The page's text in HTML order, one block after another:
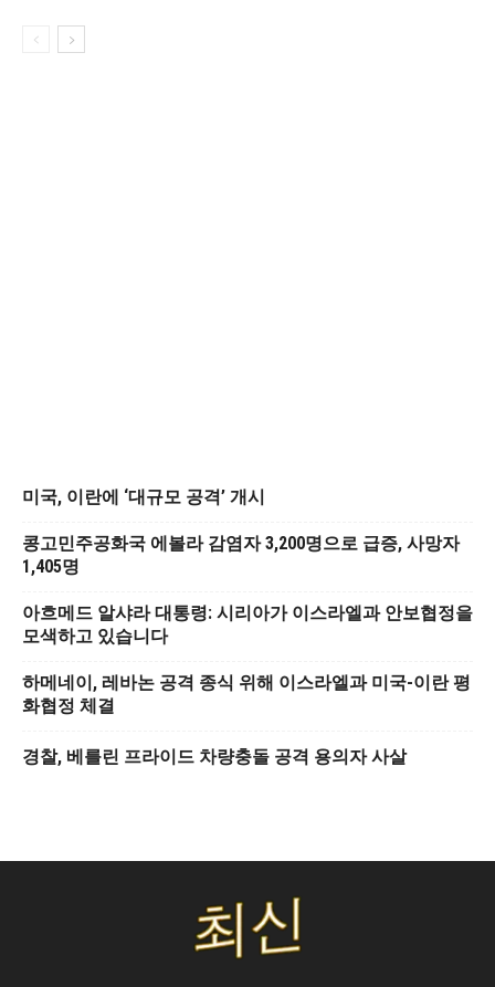
미국, 이란에 ‘대규모 공격’ 개시
콩고민주공화국 에볼라 감염자 3,200명으로 급증, 사망자
1,405명
아흐메드 알샤라 대통령: 시리아가 이스라엘과 안보협정을
모색하고 있습니다
하메네이, 레바논 공격 종식 위해 이스라엘과 미국-이란 평
화협정 체결
경찰, 베를린 프라이드 차량충돌 공격 용의자 사살